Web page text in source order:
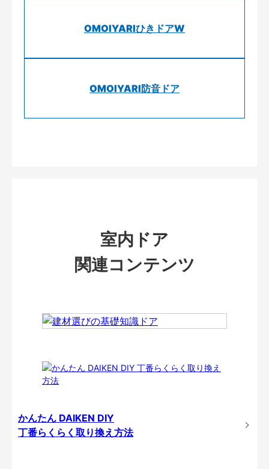
OMOIYARIひきドアW
OMOIYARI防音ドア
室内ドア
関連コンテンツ
かんたん DAIKEN DIY
丁番らくらく取り換え方法